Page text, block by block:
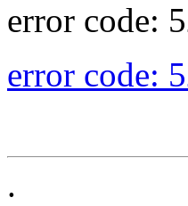
error code:
error code:
.